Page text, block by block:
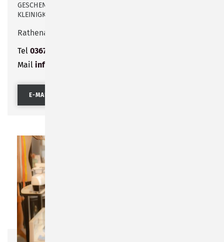
GESCHENKE, WOHNACCESSOIRES, LIEBEVOLLE
KLEINIGKEITEN, DAS SONNEBERGER REITERLEIN
Rathenaustraße 2
Tel 03675 807300
Mail info@himmelblau-sonneberg.de
E-MAIL SENDEN